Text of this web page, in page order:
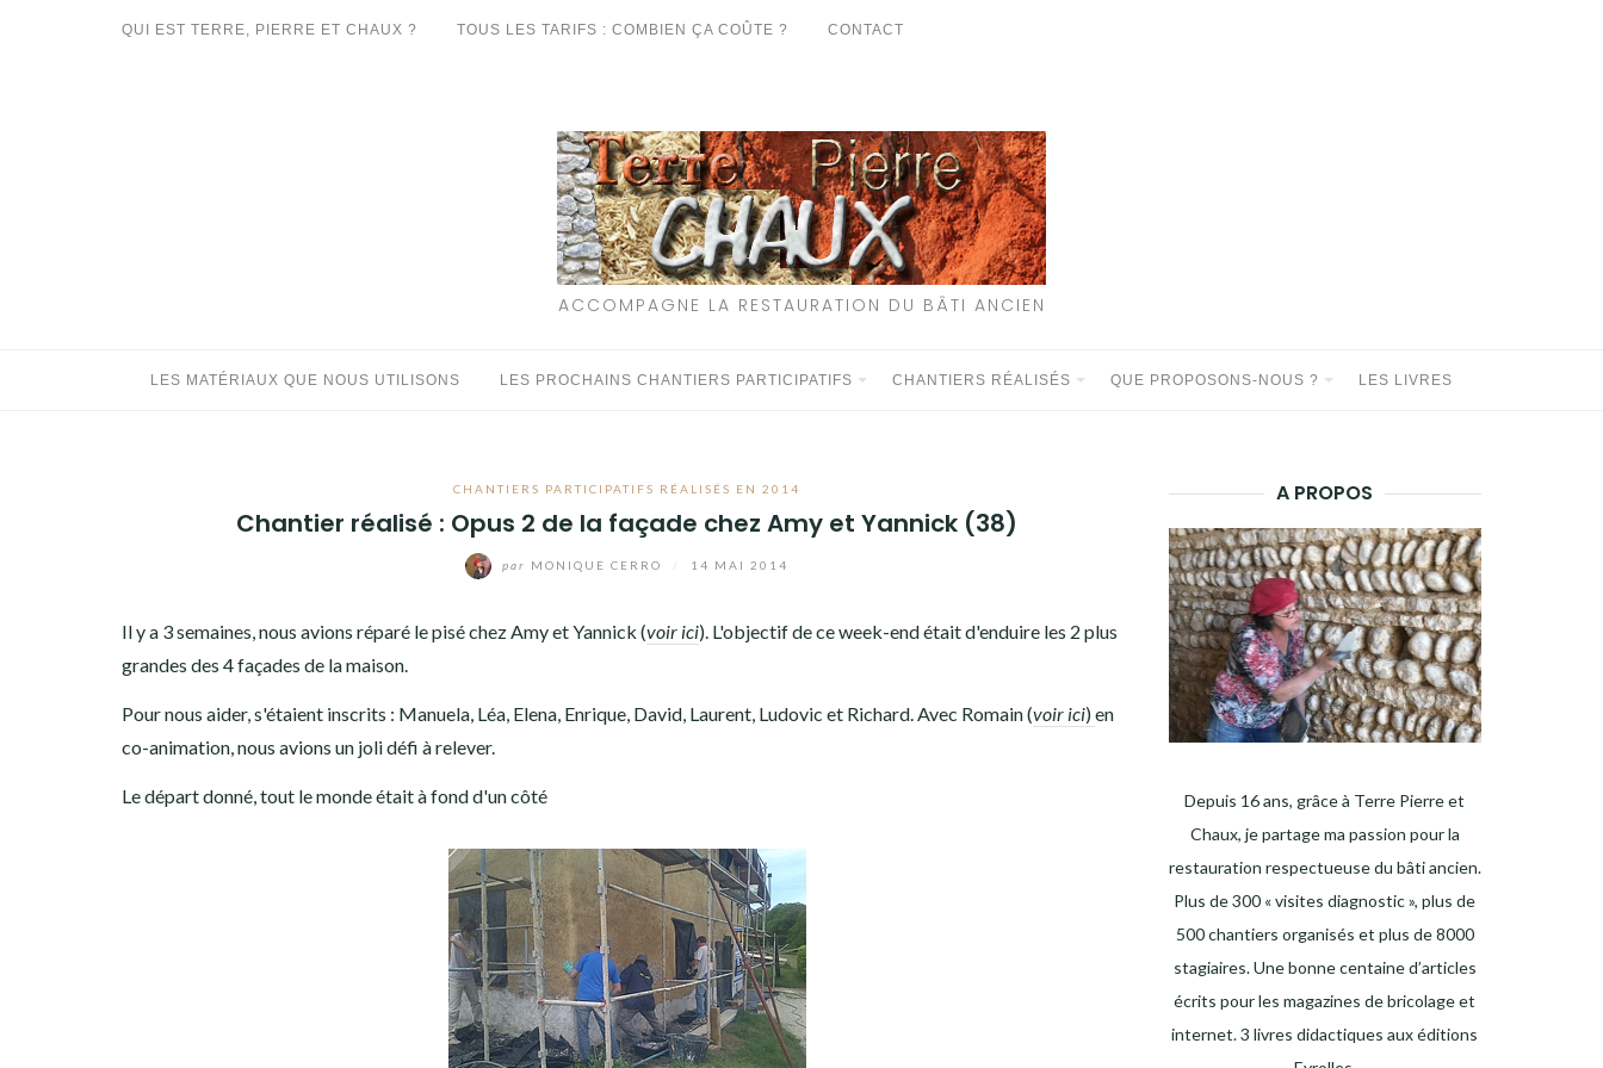
QUI EST TERRE, PIERRE ET CHAUX ? TOUS LES TARIFS : COMBIEN ÇA COÛTE ? CONTACT
ACCOMPAGNE LA RESTAURATION DU BÂTI ANCIEN
LES MATÉRIAUX QUE NOUS UTILISONS LES PROCHAINS CHANTIERS PARTICIPATIFS CHANTIERS RÉALISÉS QUE PROPOSONS-NOUS ? LES LIVRES
CHANTIERS PARTICIPATIFS RÉALISÉS EN 2014
Chantier réalisé : Opus 2 de la façade chez Amy et Yannick (38)
par MONIQUE CERRO 14 MAI 2014
Il y a 3 semaines, nous avions réparé le pisé chez Amy et Yannick (voir ici). L'objectif de ce week-end était d'enduire les 2 plus
grandes des 4 façades de la maison.
Pour nous aider, s'étaient inscrits : Manuela, Léa, Elena, Enrique, David, Laurent, Ludovic et Richard. Avec Romain (voir ici)en
co-animation, nous avions un joli défi à relever.
Le départ donné, tout le monde était à fond d'un côté
A PROPOS
Depuis 16 ans, grâce à Terre Pierre et
Chaux, je partage ma passion pour la
restauration respectueuse du bâti ancien.
Plus de 300 « visites diagnostic », plus de
500 chantiers organisés et plus de 8000
stagiaires. Une bonne centaine d’articles
écrits pour les magazines de bricolage et
internet. 3 livres didactiques aux éditions